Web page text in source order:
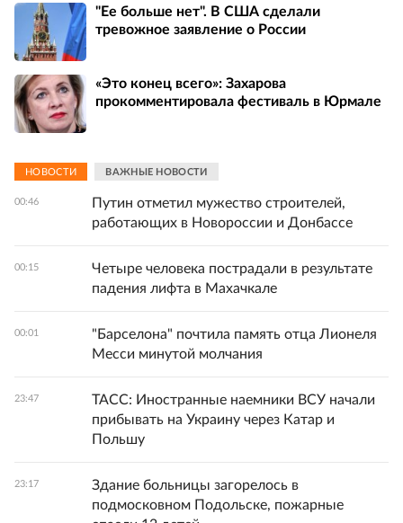
"Ее больше нет". В США сделали
тревожное заявление о России
«Это конец всего»: Захарова
прокомментировала фестиваль в Юрмале
НОВОСТИ ВАЖНЫЕ НОВОСТИ
00:46
Путин отметил мужество строителей,
работающих в Новороссии и Донбассе
00:15
Четыре человека пострадали в результате
падения лифта в Махачкале
00:01
"Барселона" почтила память отца Лионеля
Месси минутой молчания
23:47
ТАСС: Иностранные наемники ВСУ начали
прибывать на Украину через Катар и
Польшу
23:17
Здание больницы загорелось в
подмосковном Подольске, пожарные